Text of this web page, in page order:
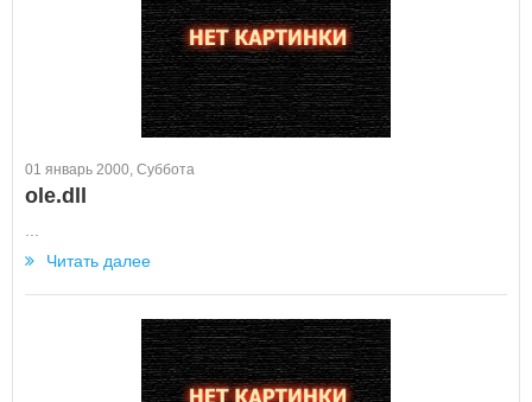
01 январь 2000, Суббота
ole.dll
Читать далее